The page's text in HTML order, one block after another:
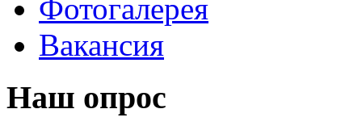
Фотогалерея
Вакансия
Наш опрос